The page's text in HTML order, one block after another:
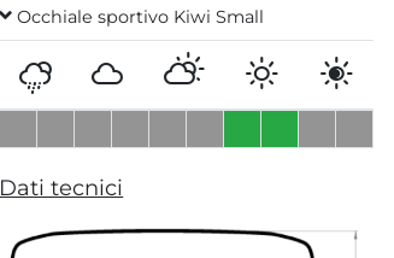
Occhiale sportivo Kiwi Small
Dati tecnici